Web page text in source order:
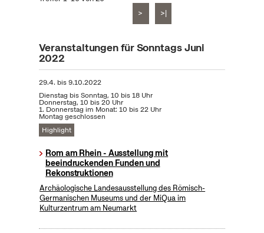
> >|
Veranstaltungen für Sonntags Juni
2022
29.4. bis9.10.2022
Dienstag bis Sonntag, 10 bis 18 Uhr
Donnerstag, 10 bis 20 Uhr
1. Donnerstag im Monat: 10 bis 22 Uhr
Montag geschlossen
Highlight
Rom am Rhein - Ausstellung mit
beeindruckenden Funden und
Rekonstruktionen
Archäologische Landesausstellung des Römisch-
Germanischen Museums und der MiQua im
Kulturzentrum am Neumarkt